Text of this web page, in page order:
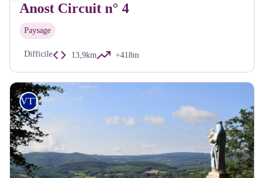
Anost Circuit n° 4
Paysage
Difficile 13,9km +418m
VTT